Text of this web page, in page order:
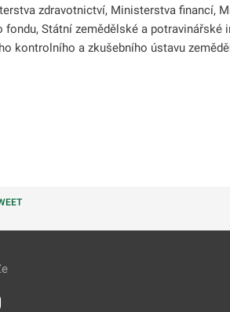
zdravotnictví, Ministerstva financí,
Státní zemědělské a potravinářské
kontrolního a zkušebního ústavu